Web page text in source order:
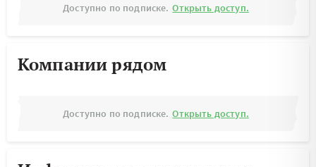
Доступно по подписке. Открыть доступ.
Компании рядом
Доступно по подписке. Открыть доступ.